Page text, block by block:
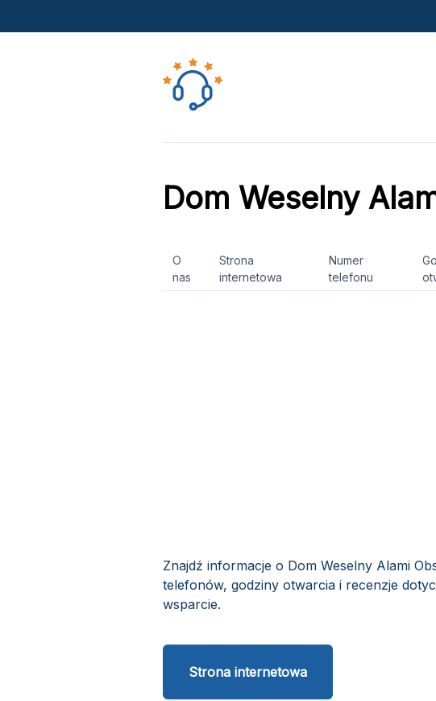
Dom Weselny
O
nas
Strona
internetowa
Numer
telefonu
Znajdź informacje o Dom Weselny Alami
telefonów, godziny otwarcia i recenzje
wsparcie.
Strona internetowa